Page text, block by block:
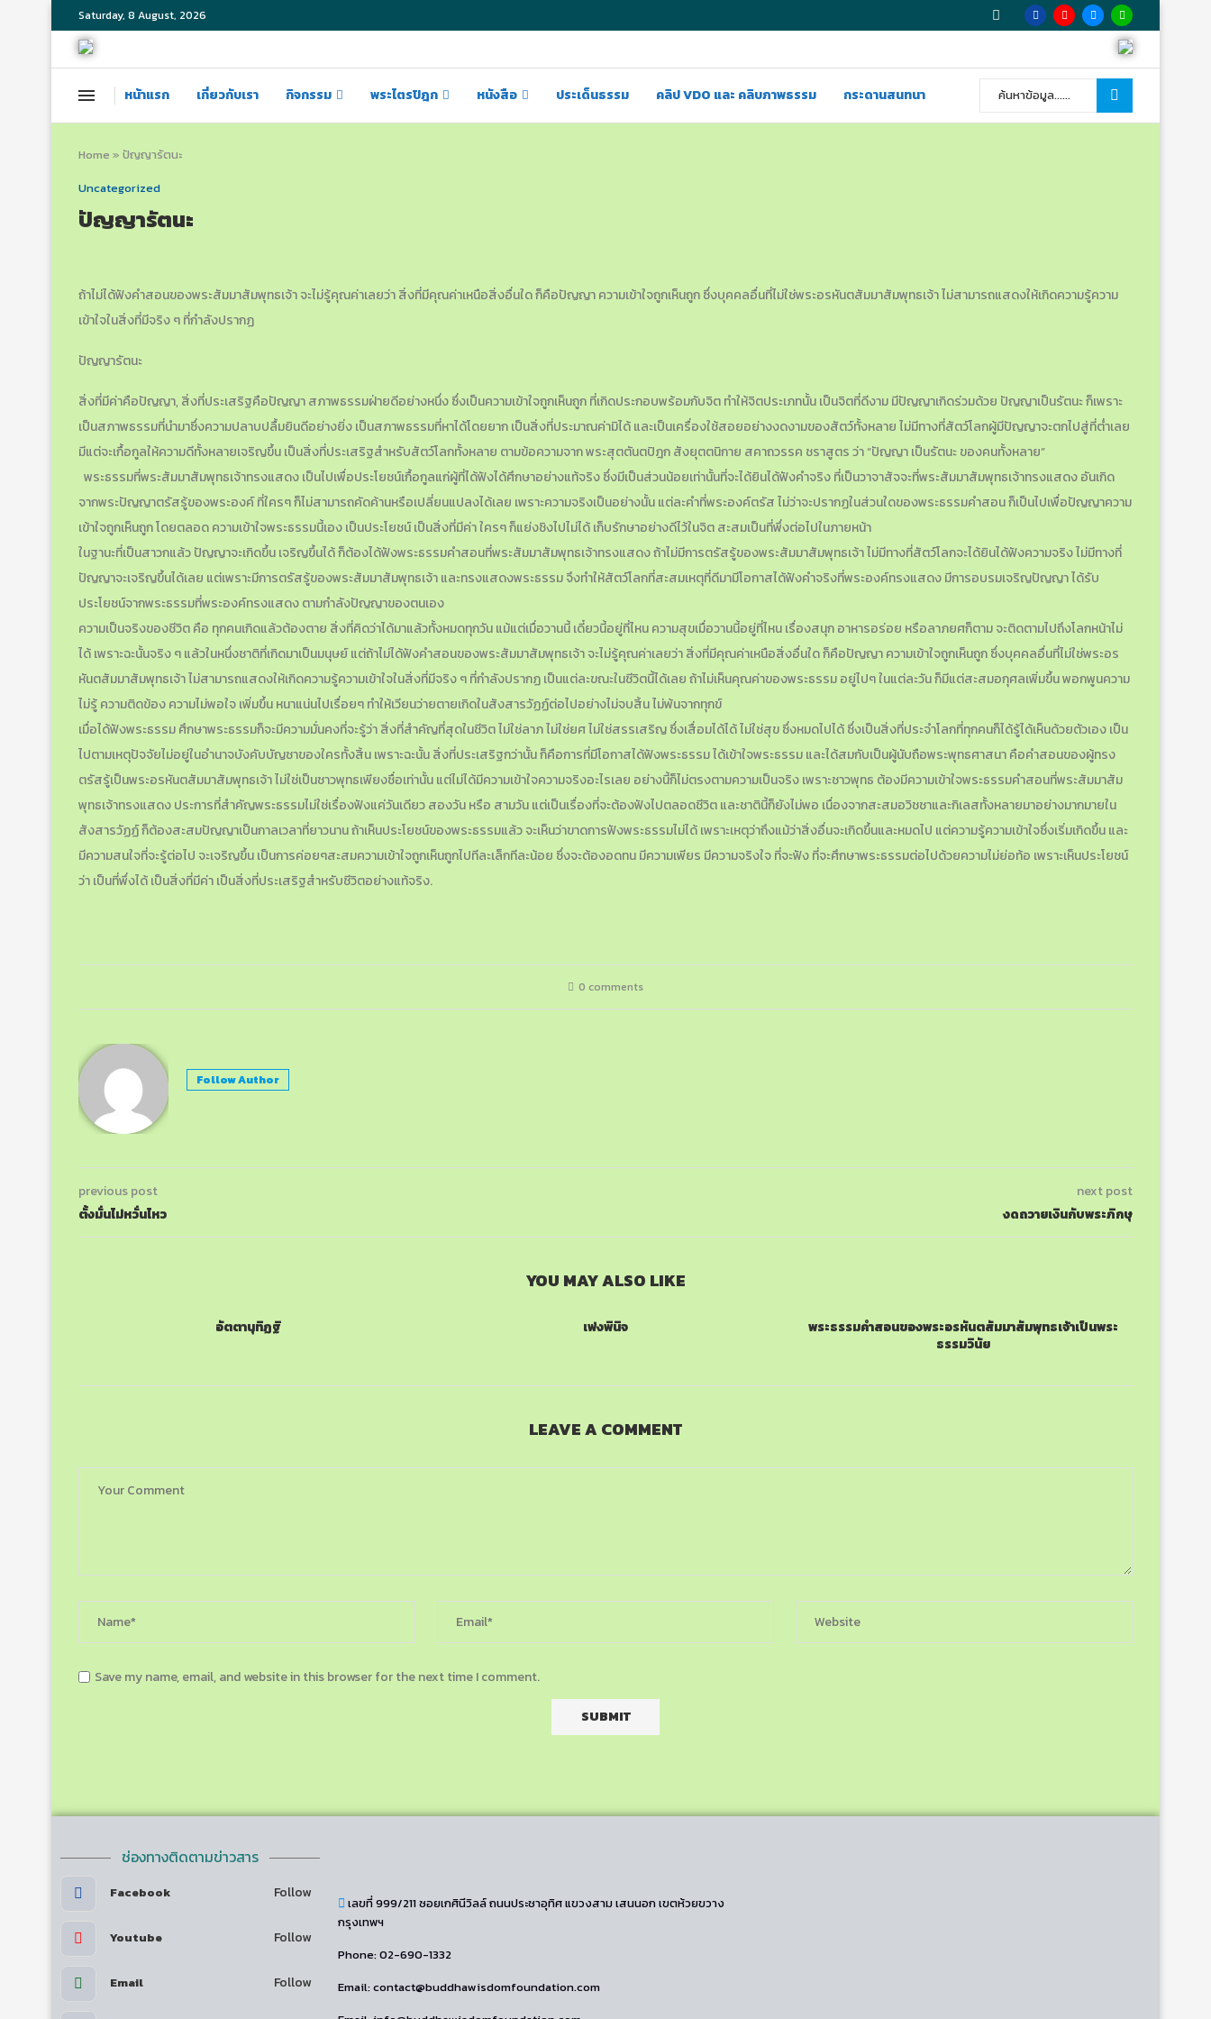
Saturday, 8 August, 2026
หน้าแรก เกี่ยวกับเรา กิจกรรม พระไตรปิฎก หนังสือ ประเด็นธรรม คลิป VDO และ คลิบภาพธรรม กระดานสนทนา
Home » ปัญญารัตนะ
Uncategorized
ปัญญารัตนะ
ถ้าไม่ได้ฟังคำสอนของพระสัมมาสัมพุทธเจ้า จะไม่รู้คุณค่าเลยว่า สิ่งที่มีคุณค่าเหนือสิ่งอื่นใด ก็คือปัญญา ความเข้าใจถูกเห็นถูก ซึ่งบุคคลอื่นที่ไม่ใช่พระอรหันตสัมมาสัมพุทธเจ้า ไม่สามารถแสดงให้เกิดความรู้ความ
เข้าใจในสิ่งที่มีจริง ๆ ที่กำลังปรากฏ
ปัญญารัตนะ
สิ่งที่มีค่าคือปัญญา, สิ่งที่ประเสริฐคือปัญญา สภาพธรรมฝ่ายดีอย่างหนึ่ง ซึ่งเป็นความเข้าใจถูกเห็นถูก ที่เกิดประกอบพร้อมกับจิต ทำให้จิตประเภทนั้น เป็นจิตที่ดีงาม มีปัญญาเกิดร่วมด้วย ปัญญาเป็นรัตนะ ก็เพราะ
เป็นสภาพธรรมที่นำมาซึ่งความปลาบปลื้มยินดีอย่างยิ่ง เป็นสภาพธรรมที่หาได้โดยยาก เป็นสิ่งที่ประมาณค่ามิได้ และเป็นเครื่องใช้สอยอย่างงดงามของสัตว์ทั้งหลาย ไม่มีทางที่สัตว์โลกผู้มีปัญญาจะตกไปสู่ที่ต่ำเลย
มีแต่จะเกื้อกูลให้ความดีทั้งหลายเจริญขึ้น เป็นสิ่งที่ประเสริฐสำหรับสัตว์โลกทั้งหลาย ตามข้อความจาก พระสุตตันตปิฎก สังยุตตนิกาย สคาถวรรค ชราสูตร ว่า “ปัญญา เป็นรัตนะ ของคนทั้งหลาย”
พระธรรมที่พระสัมมาสัมพุทธเจ้าทรงแสดง เป็นไปเพื่อประโยชน์เกื้อกูลแก่ผู้ที่ได้ฟังได้ศึกษาอย่างแท้จริง ซึ่งมีเป็นส่วนน้อยเท่านั้นที่จะได้ยินได้ฟังคำจริง ที่เป็นวาจาสัจจะที่พระสัมมาสัมพุทธเจ้าทรงแสดง อันเกิด
จากพระปัญญาตรัสรู้ของพระองค์ ที่ใครๆ ก็ไม่สามารถคัดค้านหรือเปลี่ยนแปลงได้เลย เพราะความจริงเป็นอย่างนั้น แต่ละคำที่พระองค์ตรัส ไม่ว่าจะปรากฏในส่วนใดของพระธรรมคำสอน ก็เป็นไปเพื่อปัญญาความ
เข้าใจถูกเห็นถูก โดยตลอด ความเข้าใจพระธรรมนี้เอง เป็นประโยชน์ เป็นสิ่งที่มีค่า ใครๆ ก็แย่งชิงไปไม่ได้ เก็บรักษาอย่างดีไว้ในจิต สะสมเป็นที่พึ่งต่อไปในภายหน้า
ในฐานะที่เป็นสาวกแล้ว ปัญญาจะเกิดขึ้น เจริญขึ้นได้ ก็ต้องได้ฟังพระธรรมคำสอนที่พระสัมมาสัมพุทธเจ้าทรงแสดง ถ้าไม่มีการตรัสรู้ของพระสัมมาสัมพุทธเจ้า ไม่มีทางที่สัตว์โลกจะได้ยินได้ฟังความจริง ไม่มีทางที่
ปัญญาจะเจริญขึ้นได้เลย แต่เพราะมีการตรัสรู้ของพระสัมมาสัมพุทธเจ้า และทรงแสดงพระธรรม จึงทำให้สัตว์โลกที่สะสมเหตุที่ดีมามีโอกาสได้ฟังคำจริงที่พระองค์ทรงแสดง มีการอบรมเจริญปัญญา ได้รับ
ประโยชน์จากพระธรรมที่พระองค์ทรงแสดง ตามกำลังปัญญาของตนเอง
ความเป็นจริงของชีวิต คือ ทุกคนเกิดแล้วต้องตาย สิ่งที่คิดว่าได้มาแล้วทั้งหมดทุกวัน แม้แต่เมื่อวานนี้ เดี๋ยวนี้อยู่ที่ไหน ความสุขเมื่อวานนี้อยู่ที่ไหน เรื่องสนุก อาหารอร่อย หรือลาภยศก็ตาม จะติดตามไปถึงโลกหน้าไม่
ได้ เพราะฉะนั้นจริง ๆ แล้วในหนึ่งชาติที่เกิดมาเป็นมนุษย์ แต่ถ้าไม่ได้ฟังคำสอนของพระสัมมาสัมพุทธเจ้า จะไม่รู้คุณค่าเลยว่า สิ่งที่มีคุณค่าเหนือสิ่งอื่นใด ก็คือปัญญา ความเข้าใจถูกเห็นถูก ซึ่งบุคคลอื่นที่ไม่ใช่พระอร
หันตสัมมาสัมพุทธเจ้า ไม่สามารถแสดงให้เกิดความรู้ความเข้าใจในสิ่งที่มีจริง ๆ ที่กำลังปรากฏ เป็นแต่ละขณะในชีวิตนี้ได้เลย ถ้าไม่เห็นคุณค่าของพระธรรม อยู่ไปๆ ในแต่ละวัน ก็มีแต่สะสมอกุศลเพิ่มขึ้น พอกพูนความ
ไม่รู้ ความติดข้อง ความไม่พอใจ เพิ่มขึ้น หนาแน่นไปเรื่อยๆ ทำให้เวียนว่ายตายเกิดในสังสารวัฏฏ์ต่อไปอย่างไม่จบสิ้น ไม่พ้นจากทุกข์
เมื่อได้ฟังพระธรรม ศึกษาพระธรรมก็จะมีความมั่นคงที่จะรู้ว่า สิ่งที่สำคัญที่สุดในชีวิต ไม่ใช่ลาภ ไม่ใช่ยศ ไม่ใช่สรรเสริญ ซึ่งเสื่อมได้ได้ ไม่ใช่สุข ซึ่งหมดไปได้ ซึ่งเป็นสิ่งที่ประจำโลกที่ทุกคนก็ได้รู้ได้เห็นด้วยตัวเอง เป็น
ไปตามเหตุปัจจัยไม่อยู่ในอำนาจบังคับบัญชาของใครทั้งสิ้น เพราะฉะนั้น สิ่งที่ประเสริฐกว่านั้น ก็คือการที่มีโอกาสได้ฟังพระธรรม ได้เข้าใจพระธรรม และได้สมกับเป็นผู้นับถือพระพุทธศาสนา คือคำสอนของผู้ทรง
ตรัสรู้เป็นพระอรหันตสัมมาสัมพุทธเจ้า ไม่ใช่เป็นชาวพุทธเพียงชื่อเท่านั้น แต่ไม่ได้มีความเข้าใจความจริงอะไรเลย อย่างนี้ก็ไม่ตรงตามความเป็นจริง เพราะชาวพุทธ ต้องมีความเข้าใจพระธรรมคำสอนที่พระสัมมาสัม
พุทธเจ้าทรงแสดง ประการที่สำคัญพระธรรมไม่ใช่เรื่องฟังแค่วันเดียว สองวัน หรือ สามวัน แต่เป็นเรื่องที่จะต้องฟังไปตลอดชีวิต และชาตินี้ก็ยังไม่พอ เนื่องจากสะสมอวิชชาและกิเลสทั้งหลายมาอย่างมากมายใน
สังสารวัฏฏ์ ก็ต้องสะสมปัญญาเป็นกาลเวลาที่ยาวนาน ถ้าเห็นประโยชน์ของพระธรรมแล้ว จะเห็นว่าขาดการฟังพระธรรมไม่ได้ เพราะเหตุว่าถึงแม้ว่าสิ่งอื่นจะเกิดขึ้นและหมดไป แต่ความรู้ความเข้าใจซึ่งเริ่มเกิดขึ้น และ
มีความสนใจที่จะรู้ต่อไป จะเจริญขึ้น เป็นการค่อยๆสะสมความเข้าใจถูกเห็นถูกไปทีละเล็กทีละน้อย ซึ่งจะต้องอดทน มีความเพียร มีความจริงใจ ที่จะฟัง ที่จะศึกษาพระธรรมต่อไปด้วยความไม่ย่อท้อ เพราะเห็นประโยชน์
ว่า เป็นที่พึ่งได้ เป็นสิ่งที่มีค่า เป็นสิ่งที่ประเสริฐสำหรับชีวิตอย่างแท้จริง.
0 comments
Follow Author
previous post
ตั้งมั่นไม่หวั่นไหว
next post
งดถวายเงินกับพระภิกษุ
YOU MAY ALSO LIKE
อัตตานุทิฏฐิ เพ่งพินิจ
พระธรรมคำสอนของพระอรหันตสัมมาสัมพุทธเจ้าเป็นพระ
ธรรมวินัย
LEAVE A COMMENT
Save my name, email, and website in this browser for the next time I comment.
ช่องทางติดตามข่าวสาร
Facebook Follow
Youtube Follow
Email Follow
เลขที่ 999/211 ซอยเกศินีวิลล์ ถนนประชาอุทิศ แขวงสาม เสนนอก เขตห้วยขวาง
กรุงเทพฯ
Phone: 02-690-1332
Email: contact@buddhawisdomfoundation.com